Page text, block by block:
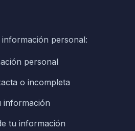
personal:
personal
o incompleta
información
tu información